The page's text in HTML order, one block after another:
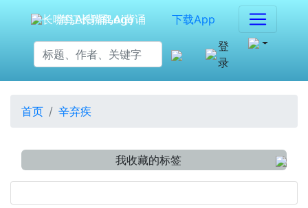
海江长嘴鸟Ai背诵
下载App
登
录
首页 辛弃疾
我收藏的标签